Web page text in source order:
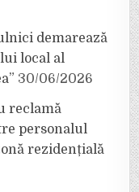
demarează
local al
30/06/2026
reclamă
personalul
rezidențială